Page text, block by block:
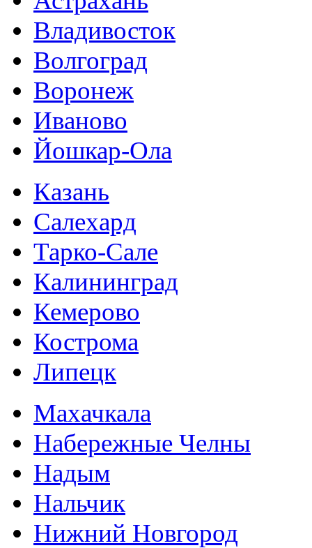
Владивосток
Волгоград
Воронеж
Иваново
Йошкар-Ола
Казань
Салехард
Тарко-Сале
Калининград
Кемерово
Кострома
Липецк
Махачкала
Набережные Челны
Надым
Нальчик
Нижний Новгород